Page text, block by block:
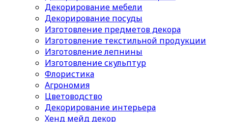
Декорирование мебели
Декорирование посуды
Изготовление предметов декора
Изготовление текстильной продукции
Изготовление лепнины
Изготовление скульптур
Флористика
Агрономия
Цветоводство
Декорирование интерьера
Хенд мейд декор